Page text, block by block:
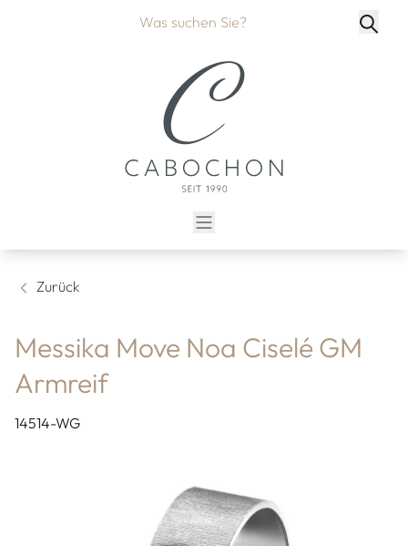
Zurück
Messika Move Noa Ciselé GM
Armreif
14514-WG